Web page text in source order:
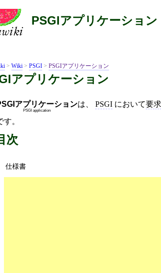
PSGIアプリケーション
> Wiki > PSGI > PSGIアプリケーション
アプリケーション
アプリケーション
PSGI application
は、 PSGI において要求
す。
次
仕様書